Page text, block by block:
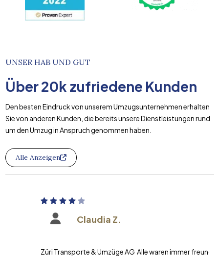
UNSER HAB UND GUT
Über20k zufriedene Kunden
Den besten Eindruck von unserem Umzugsunternehmen erhalten
Sie von anderen Kunden, die bereits unsere Dienstleistungen rund
um den Umzug in Anspruch genommen haben.
Alle Anzeigen
Claudia Z.
Züri Transporte & Umzüge AG Alle waren immer freundlich